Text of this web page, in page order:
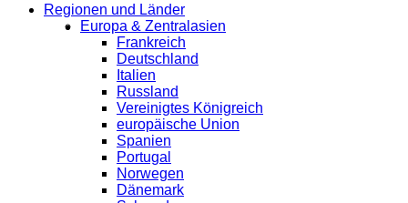
Regionen und Länder
Europa & Zentralasien
Frankreich
Deutschland
Italien
Russland
Vereinigtes Königreich
europäische Union
Spanien
Portugal
Norwegen
Dänemark